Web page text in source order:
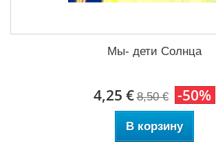
Мы- дети Солнца
4,25 € 8,50 € -50%
В корзину